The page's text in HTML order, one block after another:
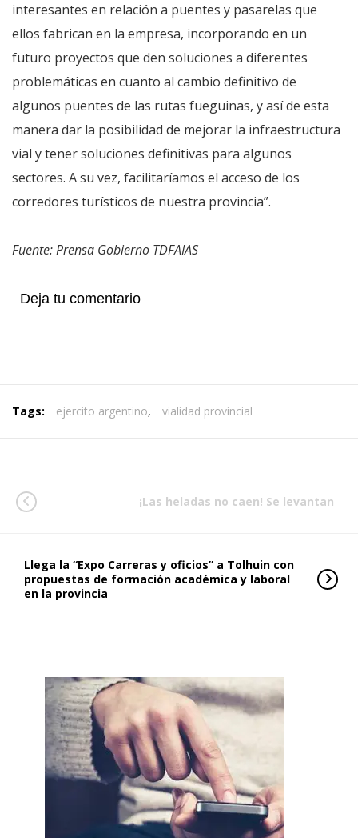
interesantes en relación a puentes y pasarelas que
ellos fabrican en la empresa, incorporando en un
futuro proyectos que den soluciones a diferentes
problemáticas en cuanto al cambio definitivo de
algunos puentes de las rutas fueguinas, y así de esta
manera dar la posibilidad de mejorar la infraestructura
vial y tener soluciones definitivas para algunos
sectores. A su vez, facilitaríamos el acceso de los
corredores turísticos de nuestra provincia”.
Fuente: Prensa Gobierno TDFAIAS
Deja tu comentario
Tags: ejercito argentino, vialidad provincial
¡Las heladas no caen! Se levantan
Llega la “Expo Carreras y oficios” a Tolhuin con
propuestas de formación académica y laboral
en la provincia